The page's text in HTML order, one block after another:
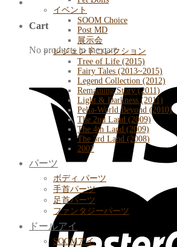
Cart
No products in the cart.
イベント
SOOM Choice
Post MD
展示会
レジェンドコレクション
Tree of Life (2015)
Fairy Tales (2013~2015)
Legend Collection (2012)
Remaining Story (2011)
Light & Darkness (2011)
Pella-World Beyond (2010)
The 2nd Land (2009)
The 4th Land (2009)
The 3rd Land (2008)
2007
パーツ
ボディ パーツ
手首パーツ
足首パーツ
ファンタジーパーツ
ドールアイ
SOOMアイ